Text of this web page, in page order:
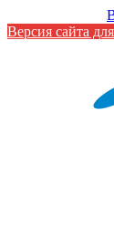
Версия сайта